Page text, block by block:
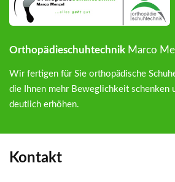
Orthopädieschuhtechnik Marco
Wir fertigen für Sie orthopädische
die Ihnen mehr Beweglichkeit schenken
deutlich erhöhen.
Kontakt